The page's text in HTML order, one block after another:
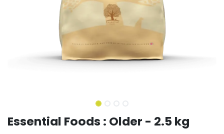
Essential Foods : Older - 2.5 kg